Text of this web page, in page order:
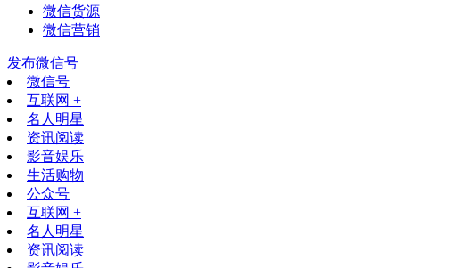
微信货源
微信营销
发布微信号
微信号
互联网 +
名人明星
资讯阅读
影音娱乐
生活购物
公众号
互联网 +
名人明星
资讯阅读